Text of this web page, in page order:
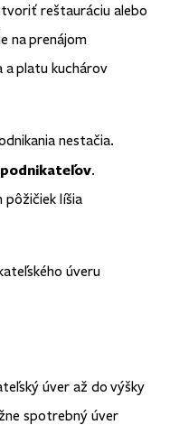
reštauráciu alebo
na prenájom
a platu kuchárov
nestačia.
.
pôžičiek líšia
úveru
úver až do výšky
spotrebný úver